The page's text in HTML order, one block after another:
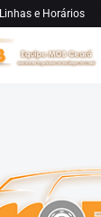
Linhas e Horários